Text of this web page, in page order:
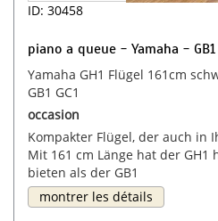
ID: 30458
piano a queue - Yamaha - GB1
Yamaha GH1 Flügel 161cm
GB1 GC1
occasion
Kompakter Flügel, der auch in
Mit 161 cm Länge hat der GH1
bieten als der GB1
montrer les détails